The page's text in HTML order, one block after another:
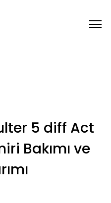
5 diff Act
Bakımı ve